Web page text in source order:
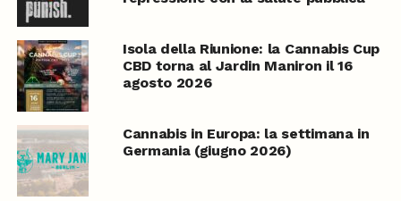
Isola della Riunione: la Cannabis Cup
CBD torna al Jardin Maniron il 16
agosto 2026
Cannabis in Europa: la settimana in
Germania (giugno 2026)